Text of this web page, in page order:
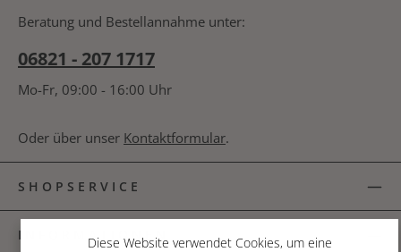
Beratung und Bestellannahme unter:
06821 - 207 1717
Mo-Fr, 09:00 - 16:00 Uhr
Oder über unser Kontaktformular.
SHOPSERVICE
INFORMATIONENDiese Website verwendet Cookies, um eine